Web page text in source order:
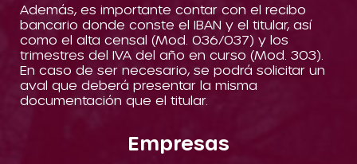
Además, es importante contar con el recibo
bancario donde conste el IBAN y el titular, así
como el alta censal (Mod. 036/037) y los
trimestres del IVA del año en curso (Mod. 303).
En caso de ser necesario, se podrá solicitar un
aval que deberá presentar la misma
documentación que el titular.
Empresas